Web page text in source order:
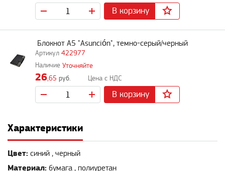
В корзину
422977
Блокнот А5 "Asunción", темно-серый/черный
Уточняйте
26,65 руб.
В корзину
Характеристики
Цвет: синий , черный
Материал: бумага , полиуретан